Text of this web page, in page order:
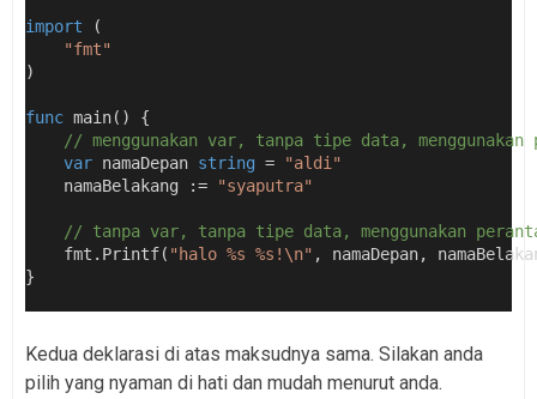
import (
"fmt"
)
func main() {
// menggunakan var, tanpa tipe data,
var namaDepan string =
"aldi"
namaBelakang :=
"syaputra"
// tanpa var, tanpa tipe data, menggunakan
fmt.Printf( "halo %s %s!\n" , namaDepan,
}
Kedua deklarasi di atas maksudnya sama. Silakan anda
pilih yang nyaman di hati dan mudah menurut anda.